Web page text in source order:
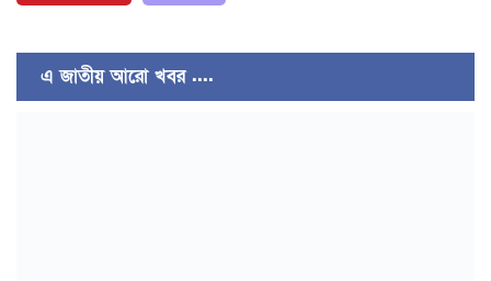
এ জাতীয় আরো খবর ....